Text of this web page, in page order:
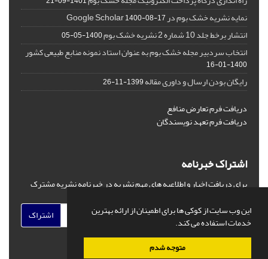
این وب سایت از کوکی ها برای اطمینان از ارائه بهترین
خدمات استفاده می کند.
متوجه شدم
نمایه نشریه خشک بوم در Google Scholar1400-08-17
انتشار برخط جلد 10 شماره 2 نشریه خشک بوم 1400-05-05
انتخاب سردبیر مجله خشک بوم به عنوان استاد نمونه منابع طبیعی کشور
1400-01-16
رایگان بودن ارسال و داوری مقاله1399-11-26
دریافت فرم تعارض منافع
دریافت فرم تعهد نویسندگان
اشتراک خبرنامه
برای دریافت اخبار و اطلاعیه های مهم نشریه در خبرنامه نشریه مشترک
اشتراک